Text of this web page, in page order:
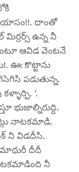
దాంతో
ఉన్న నీ
ఆవిడ వెంటనే
ఊఁ కొట్టాను
పడుతున్న.
‘.
భుజాల్నిరుద్ది.
నాటకమాడి.
ని విడదీసి.
దీదీ
నీ